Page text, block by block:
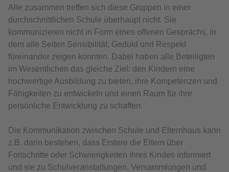
Alle zusammen treffen sich diese Gruppen in einer
durchschnittlichen Schule überhaupt nicht. Sie
kommunizieren nicht in Form eines offenen Gesprächs, in
dem alle Seiten Sensibilität, Geduld und Respekt
füreinander zeigen könnten. Dabei haben alle Beteiligten
im Wesentlichen das gleiche Ziel: den Kindern eine
hochwertige Ausbildung zu bieten, ihre Kompetenzen und
Fähigkeiten zu entwickeln und einen Raum für ihre
persönliche Entwicklung zu schaffen.
Die Kommunikation zwischen Schule und Elternhaus kann
z.B. darin bestehen, dass Erstere die Eltern über
Fortschritte oder Schwierigkeiten ihres Kindes informiert
und sie zu Schulveranstaltungen, Versammlungen und